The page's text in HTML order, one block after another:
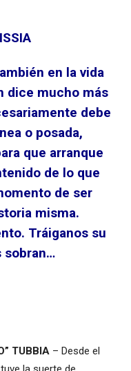
en la vida
dice mucho más
debe
o posada,
que arranque
de lo que
de ser
misma.
Tráiganos su
sobran…
TUBBIA – Desde el